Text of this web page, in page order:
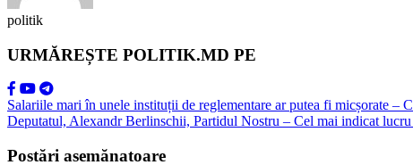
politik
URMĂREȘTE POLITIK.MD PE
Salariile mari în unele instituții de reglementare ar putea fi micșorate –
Deputatul, Alexandr Berlinschii, Partidul Nostru – Cel mai indicat
Postări asemănatoare